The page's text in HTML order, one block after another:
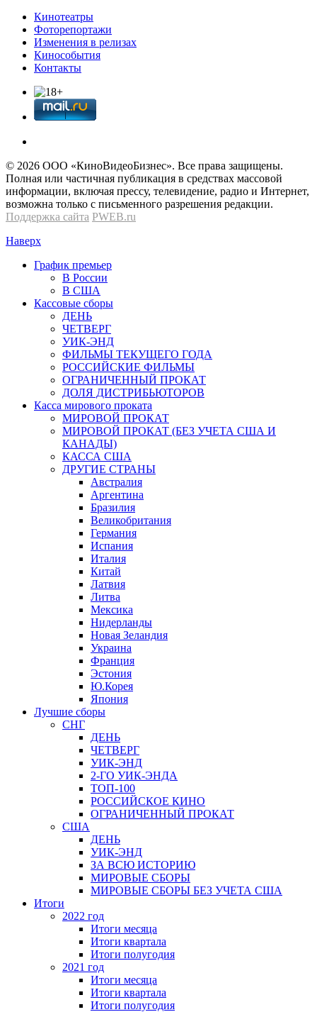
Кинотеатры
Фоторепортажи
Изменения в релизах
Кинособытия
Контакты
© 2026 OOО «КиноВидеоБизнес». Все права защищены.
Полная или частичная публикация в средствах массовой
информации, включая прессу, телевидение, радио и Интернет,
возможна только с письменного разрешения редакции.
Поддержка сайта PWEB.ru
Наверх
График премьер
В России
В США
Кассовые сборы
ДЕНЬ
ЧЕТВЕРГ
УИК-ЭНД
ФИЛЬМЫ ТЕКУЩЕГО ГОДА
РОССИЙСКИЕ ФИЛЬМЫ
ОГРАНИЧЕННЫЙ ПРОКАТ
ДОЛЯ ДИСТРИБЬЮТОРОВ
Касса мирового проката
МИРОВОЙ ПРОКАТ
МИРОВОЙ ПРОКАТ (БЕЗ УЧЕТА США И
КАНАДЫ)
КАССА США
ДРУГИЕ СТРАНЫ
Австралия
Аргентина
Бразилия
Великобритания
Германия
Испания
Италия
Китай
Латвия
Литва
Мексика
Нидерланды
Новая Зеландия
Украина
Франция
Эстония
Ю.Корея
Япония
Лучшие сборы
СНГ
ДЕНЬ
ЧЕТВЕРГ
УИК-ЭНД
2-ГО УИК-ЭНДА
ТОП-100
РОССИЙСКОЕ КИНО
ОГРАНИЧЕННЫЙ ПРОКАТ
США
ДЕНЬ
УИК-ЭНД
ЗА ВСЮ ИСТОРИЮ
МИРОВЫЕ СБОРЫ
МИРОВЫЕ СБОРЫ БЕЗ УЧЕТА США
Итоги
2022 год
Итоги месяца
Итоги квартала
Итоги полугодия
2021 год
Итоги месяца
Итоги квартала
Итоги полугодия